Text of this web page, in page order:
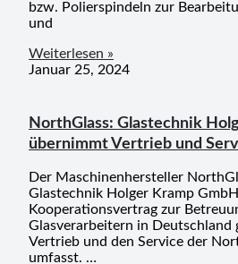
bzw. Polierspindeln zur
und
Weiterlesen »
Januar 25, 2024
NorthGlass: Glastechnik
übernimmt Vertrieb und
Der Maschinenhersteller
Glastechnik Holger Kramp
Kooperationsvertrag zur
Glasverarbeitern in Deutschland
Vertrieb und den Service der
umfasst. …